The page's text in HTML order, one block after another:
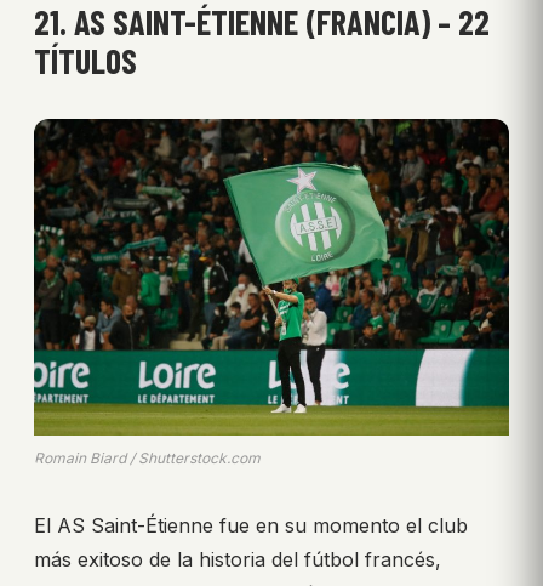
21. AS SAINT-ÉTIENNE (FRANCIA) – 22
TÍTULOS
Romain Biard / Shutterstock.com
El AS Saint-Étienne fue en su momento el club
más exitoso de la historia del fútbol francés,